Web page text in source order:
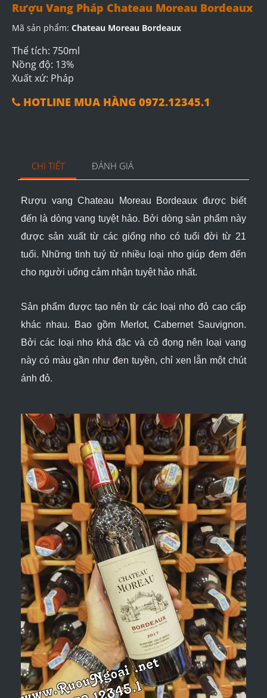
Rượu Vang Pháp Chateau Moreau Bordeaux
Mã sản phẩm: Chateau Moreau Bordeaux
Thể tích: 750ml
Nồng độ: 13%
Xuất xứ: Pháp
HOTLINE MUA HÀNG 0972.12345.1
CHI TIẾT ĐÁNH GIÁ
Rượu vang Chateau Moreau Bordeaux được biết
đến là dòng vang tuyệt hảo. Bởi dòng sản phẩm này
được sản xuất từ các giống nho có tuổi đời từ 21
tuổi. Những tinh tuý từ nhiều loại nho giúp đem đến
cho người uống cảm nhận tuyệt hảo nhất.
Sản phẩm được tạo nên từ các loại nho đỏ cao cấp
khác nhau. Bao gồm Merlot, Cabernet Sauvignon.
Bởi các loại nho khá đặc và cô đọng nên loại vang
này có màu gần như đen tuyền, chỉ xen lẫn một chút
ánh đỏ.